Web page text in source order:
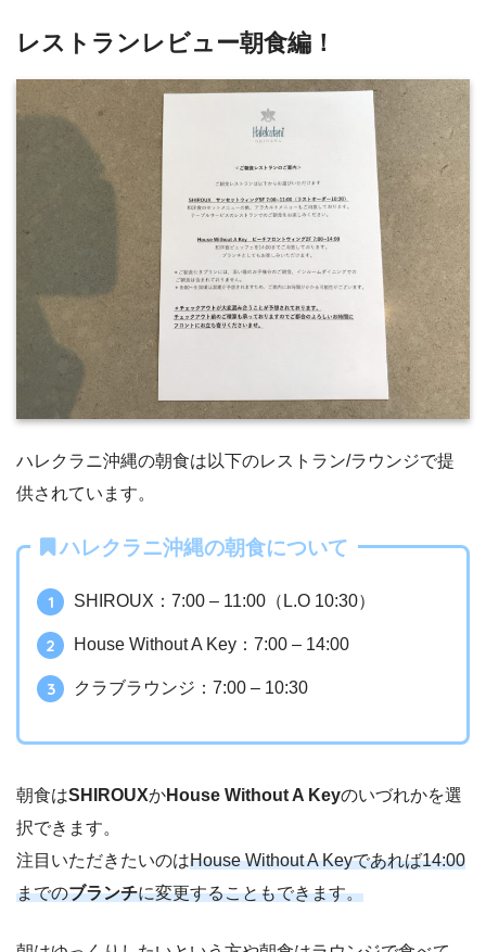
レストランレビュー朝食編！
ハレクラニ沖縄の朝食は以下のレストラン/ラウンジで提
供されています。
ハレクラニ沖縄の朝食について
SHIROUX：7:00 – 11:00（L.O 10:30）
House Without A Key：7:00 – 14:00
クラブラウンジ：7:00 – 10:30
朝食はSHIROUXかHouse Without A Keyのいづれかを選
択できます。
注目いただきたいのはHouse Without A Keyであれば14:00
までのブランチに変更することもできます。